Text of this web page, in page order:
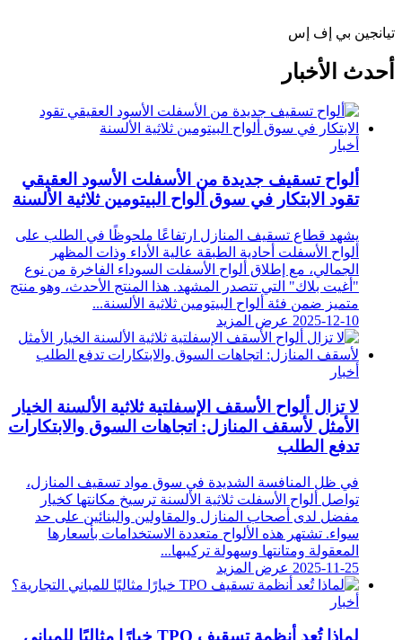
تيانجين بي إف إس
أحدث الأخبار
أخبار
ألواح تسقيف جديدة من الأسفلت الأسود العقيقي
تقود الابتكار في سوق ألواح البيتومين ثلاثية الألسنة
يشهد قطاع تسقيف المنازل ارتفاعًا ملحوظًا في الطلب على
ألواح الأسفلت أحادية الطبقة عالية الأداء وذات المظهر
الجمالي، مع إطلاق ألواح الأسفلت السوداء الفاخرة من نوع
"أغيت بلاك" التي تتصدر المشهد. هذا المنتج الأحدث، وهو منتج
متميز ضمن فئة ألواح البيتومين ثلاثية الألسنة...
2025-12-10 عرض المزيد
أخبار
لا تزال ألواح الأسقف الإسفلتية ثلاثية الألسنة الخيار
الأمثل لأسقف المنازل: اتجاهات السوق والابتكارات
تدفع الطلب
في ظل المنافسة الشديدة في سوق مواد تسقيف المنازل،
تواصل ألواح الأسفلت ثلاثية الألسنة ترسيخ مكانتها كخيار
مفضل لدى أصحاب المنازل والمقاولين والبنائين على حد
سواء. تشتهر هذه الألواح متعددة الاستخدامات بأسعارها
المعقولة ومتانتها وسهولة تركيبها...
2025-11-25 عرض المزيد
أخبار
لماذا تُعد أنظمة تسقيف TPO خيارًا مثاليًا للمباني